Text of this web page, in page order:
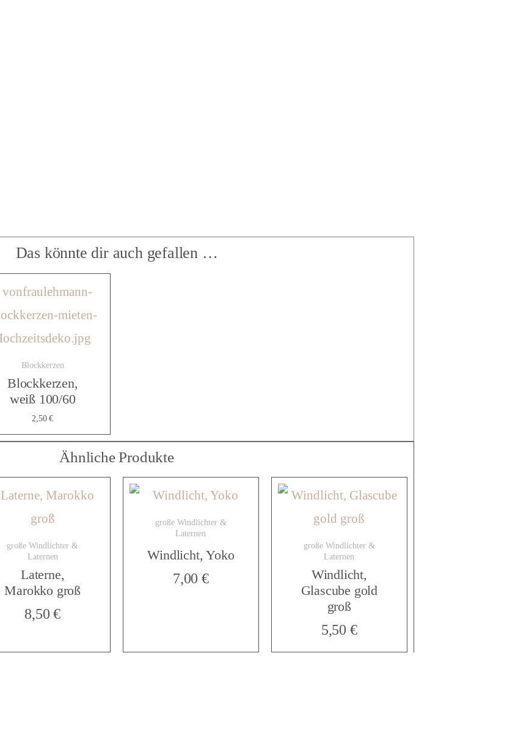
,
y
e
Das könnte dir auch gefallen …
Blockkerzen
Blockkerzen,
weiß 100/60
2,50€
Ähnliche Produkte
große Windlichter &
Laternen
Laterne,
Marokko groß
8,50€
große Windlichter &
Laternen
Windlicht, Yoko
7,00€
große Windlichter &
Laternen
Windlicht,
Glascube gold
groß
5,50 €